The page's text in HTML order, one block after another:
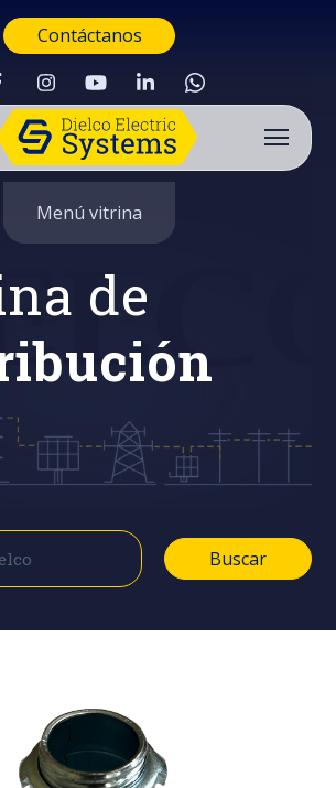
Contáctanos
Menú vitrina
de
Buscar